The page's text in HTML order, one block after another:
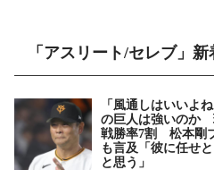
「アスリート/セレブ」
「風通しはいいよ
の巨人は強いのか
戦勝率7割 松本剛
も言及「彼に任せ
と思う」